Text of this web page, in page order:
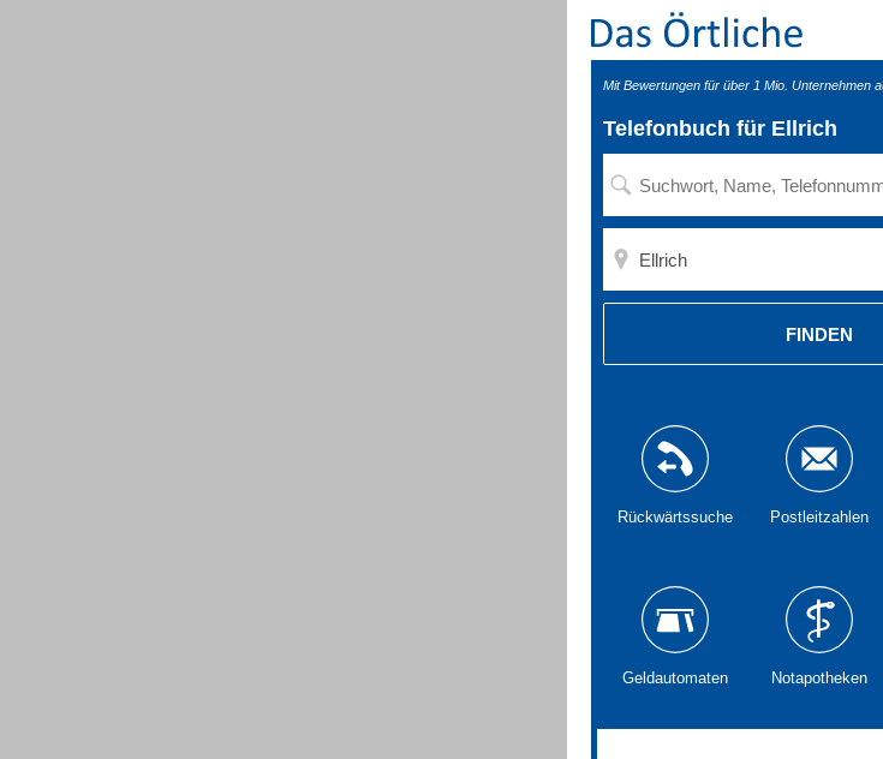
Mit Bewertungen für über 1 Mio. Unternehmen
Telefonbuch für Ellrich
FINDEN
Rückwärtssuche Postleitzahlen
Geldautomaten Notapotheken